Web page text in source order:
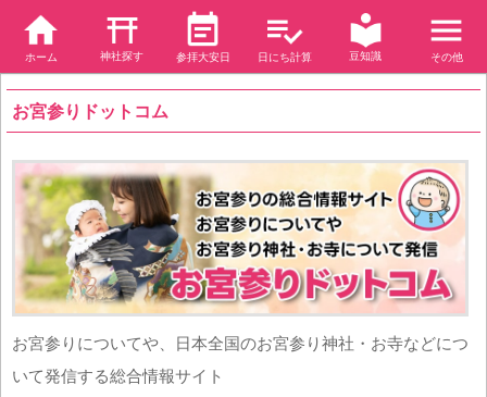
ホーム 神社探す 参拝大安日 日にち計算 豆知識 その他
お宮参りドットコム
お宮参りについてや、日本全国のお宮参り神社・お寺などにつ
いて発信する総合情報サイト